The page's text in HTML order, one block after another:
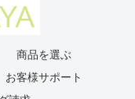
商品を選ぶ
お客様サポート